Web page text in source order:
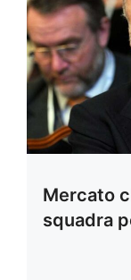
Mercato
squadra